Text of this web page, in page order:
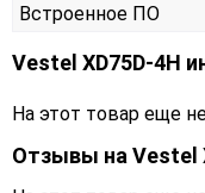
Встроенное ПО
Vestel XD75D-4H
На этот товар еще
Отзывы на Vestel